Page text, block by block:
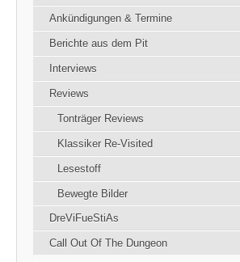
Ankündigungen & Termine
Berichte aus dem Pit
Interviews
Reviews
Tonträger Reviews
Klassiker Re-Visited
Lesestoff
Bewegte Bilder
DreViFueStiAs
Call Out Of The Dungeon